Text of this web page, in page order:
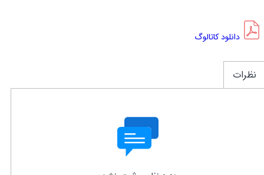
دانلود کاتالوگ
نظرات